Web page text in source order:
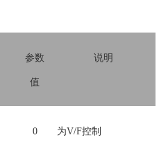
参数
值
说明
0 为V/F控制